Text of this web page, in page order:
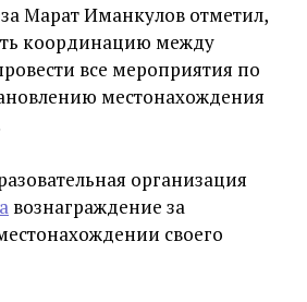
Марат Иманкулов отметил,
координацию между
все мероприятия по
местонахождения
организация
вознаграждение за
своего